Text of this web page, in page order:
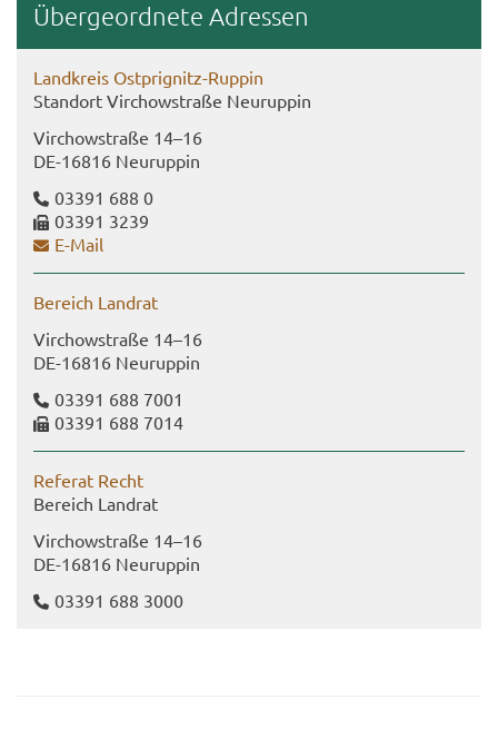
Über­ge­ord­ne­te Adres­sen
Land­kreis Ostprignitz-​Ruppin
Stand­ort Virch­ow­stra­ße Neu­rup­pin
Virch­ow­stra­ße 14–16
DE-​16816 Neu­rup­pin
03391 688 0
03391 3239
E-​Mail
Be­reich Land­rat
Virch­ow­stra­ße 14–16
DE-​16816 Neu­rup­pin
03391 688 7001
03391 688 7014
Re­fe­rat Recht
Be­reich Land­rat
Virch­ow­stra­ße 14–16
DE-​16816 Neu­rup­pin
03391 688 3000